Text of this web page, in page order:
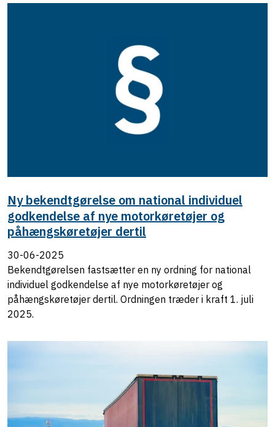
Ny bekendtgørelse om national individuel
godkendelse af nye motorkøretøjer og
påhængskøretøjer dertil
30-06-2025
Bekendtgørelsen fastsætter en ny ordning for national
individuel godkendelse af nye motorkøretøjer og
påhængskøretøjer dertil. Ordningen træder i kraft 1. juli
2025.